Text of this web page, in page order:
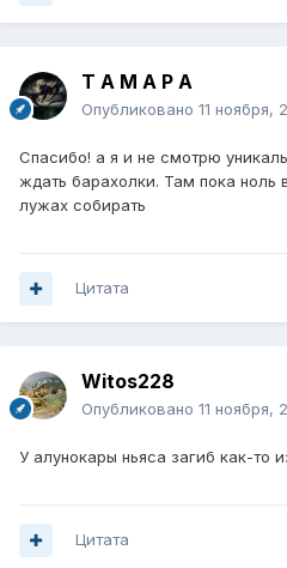
Т А М А Р А
Опубликовано 11 ноября,
Спасибо! а я и не смотрю
ждать барахолки. Там пока ноль
лужах собирать
Цитата
Witos228
Опубликовано 11 ноября,
У алунокары ньяса загиб как-то
Цитата